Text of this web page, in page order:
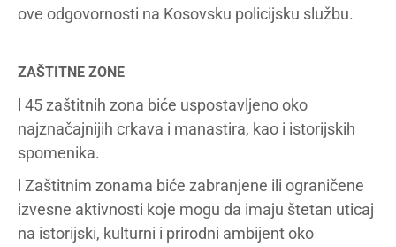
ove odgovornosti na Kosovsku policijsku službu.
ZAŠTITNE ZONE
l 45 zaštitnih zona biće uspostavljeno oko
najznačajnijih crkava i manastira, kao i istorijskih
spomenika.
l Zaštitnim zonama biće zabranjene ili ograničene
izvesne aktivnosti koje mogu da imaju štetan uticaj
na istorijski, kulturni i prirodni ambijent oko